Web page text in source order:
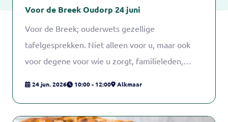
Voor de Breek Oudorp 24 juni
Voor de Breek; ouderwets gezellige
tafelgesprekken. Niet alleen voor u, maar ook
voor degene voor wie u zorgt, familieleden,
24 jun. 2026 10:00 - 12:00 Alkmaar